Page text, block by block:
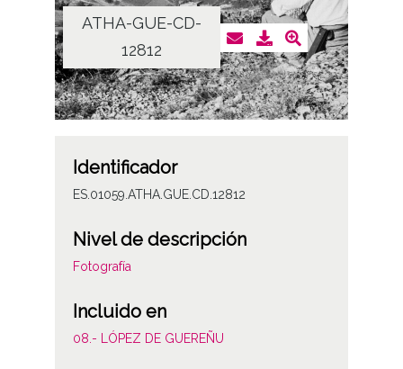
ATHA-GUE-CD-
12812
Identificador
ES.01059.ATHA.GUE.CD.12812
Nivel de descripción
Fotografía
Incluido en
08.- LÓPEZ DE GUEREÑU